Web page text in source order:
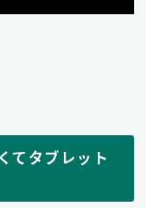
てタブレット